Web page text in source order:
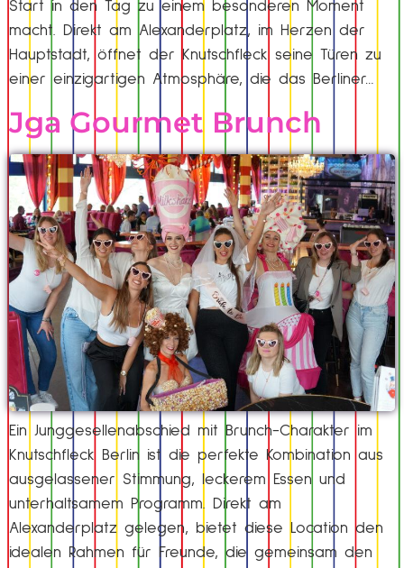
Start in den Tag zu einem besonderen Moment
macht. Direkt am Alexanderplatz, im Herzen der
Hauptstadt, öffnet der Knutschfleck seine Türen zu
einer einzigartigen Atmosphäre, die das Berliner…
Jga Gourmet Brunch
Ein Junggesellenabschied mit Brunch-Charakter im
Knutschfleck Berlin ist die perfekte Kombination aus
ausgelassener Stimmung, leckerem Essen und
unterhaltsamem Programm. Direkt am
Alexanderplatz gelegen, bietet diese Location den
idealen Rahmen für Freunde, die gemeinsam den